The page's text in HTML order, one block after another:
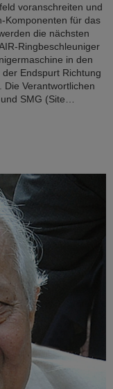
voranschreiten und
Komponenten für das
die nächsten
Ringbeschleuniger
in den
Endspurt Richtung
Die Verantwortlichen
SMG (Site…